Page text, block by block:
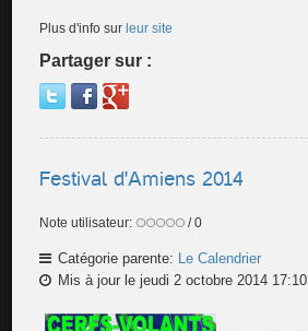
Plus d'info surleur site
Partager sur :
Festival d'Amiens 2014
Note utilisateur: / 0
Catégorie parente:
Le Calendrier
Mis à jour le jeudi 2 octobre 2014 17:10